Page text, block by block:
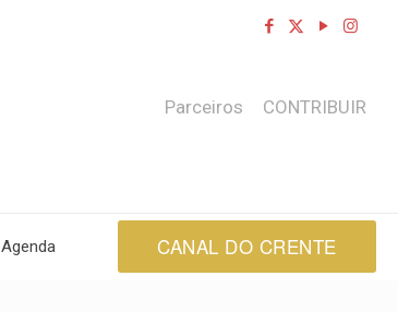
Agenda
Parceiros CONTRIBUIR
CANAL DO CRENTE